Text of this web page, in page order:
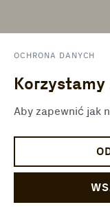
OCHRONA DANYCH
Aby zapewnić jak